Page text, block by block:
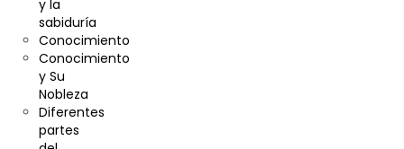
y la
sabiduría
Conocimiento
Conocimiento
y Su
Nobleza
Diferentes
partes